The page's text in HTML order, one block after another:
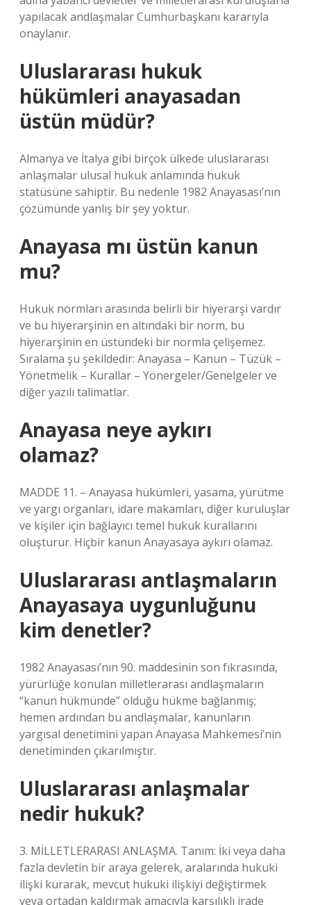
yapılacak andlaşmalar Cumhurbaşkanı kararıyla
onaylanır.
Uluslararası hukuk
hükümleri anayasadan
üstün müdür?
Almanya ve İtalya gibi birçok ülkede uluslararası
anlaşmalar ulusal hukuk anlamında hukuk
statüsüne sahiptir. Bu nedenle 1982 Anayasası’nın
çözümünde yanlış bir şey yoktur.
Anayasa mı üstün kanun
mu?
Hukuk normları arasında belirli bir hiyerarşi vardır
ve bu hiyerarşinin en altındaki bir norm, bu
hiyerarşinin en üstündeki bir normla çelişemez.
Sıralama şu şekildedir: Anayasa – Kanun – Tüzük –
Yönetmelik – Kurallar – Yönergeler/Genelgeler ve
diğer yazılı talimatlar.
Anayasa neye aykırı
olamaz?
MADDE 11. – Anayasa hükümleri, yasama, yürütme
ve yargı organları, idare makamları, diğer kuruluşlar
ve kişiler için bağlayıcı temel hukuk kurallarını
oluşturur. Hiçbir kanun Anayasaya aykırı olamaz.
Uluslararası antlaşmaların
Anayasaya uygunluğunu
kim denetler?
1982 Anayasası’nın 90. maddesinin son fıkrasında,
yürürlüğe konulan milletlerarası andlaşmaların
“kanun hükmünde” olduğu hükme bağlanmış;
hemen ardından bu andlaşmalar, kanunların
yargısal denetimini yapan Anayasa Mahkemesi’nin
denetiminden çıkarılmıştır.
Uluslararası anlaşmalar
nedir hukuk?
3. MİLLETLERARASI ANLAŞMA. Tanım: İki veya daha
fazla devletin bir araya gelerek, aralarında hukuki
ilişki kurarak, mevcut hukuki ilişkiyi değiştirmek
veya ortadan kaldırmak amacıyla karşılıklı irade